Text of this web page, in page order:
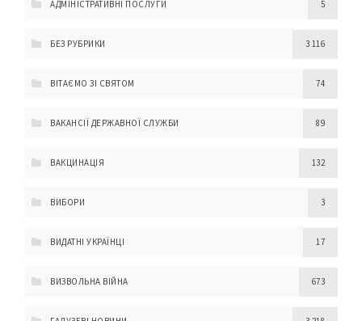
АДМІНІСТРАТИВНІ ПОСЛУГИ 5
БЕЗ РУБРИКИ 3 116
ВІТАЄМО ЗІ СВЯТОМ 74
ВАКАНСІЇ ДЕРЖАВНОЇ СЛУЖБИ 89
ВАКЦИНАЦІЯ 132
ВИБОРИ 3
ВИДАТНІ УКРАЇНЦІ 17
ВИЗВОЛЬНА ВІЙНА 673